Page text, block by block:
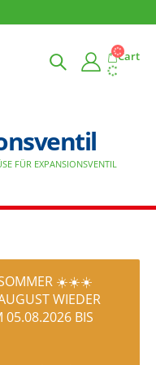
Cart
FÜR EXPANSIONSVENTIL
☀️☀️☀️
WIEDER
05.08.2026 BIS